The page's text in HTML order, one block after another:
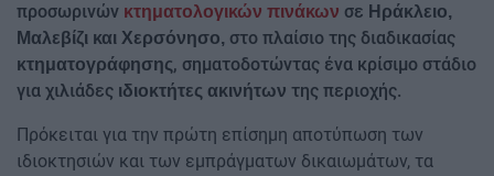
προσωρινών κτηματολογικών πινάκων σε Ηράκλειο,
Μαλεβίζι και Χερσόνησο, στο πλαίσιο της διαδικασίας
κτηματογράφησης, σηματοδοτώντας ένα κρίσιμο στάδιο
για χιλιάδες ιδιοκτήτες ακινήτων της περιοχής.
Πρόκειται για την πρώτη επίσημη αποτύπωση των
ιδιοκτησιών και των εμπράγματων δικαιωμάτων, τα